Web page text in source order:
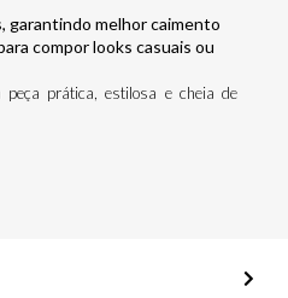
garantindo melhor caimento
compor looks casuais ou
prática, estilosa e cheia de